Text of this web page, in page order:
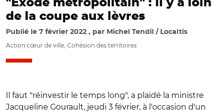
"Exode métropolitain" : il y a loin
de la coupe aux lèvres
Publié le 7 février 2022 par Michel Tendil / Localtis
Action cœur de ville, Cohésion des territoires
Il faut "réinvestir le temps long", a plaidé la ministre
Jacqueline Gourault, jeudi 3 février, à l'occasion d'un